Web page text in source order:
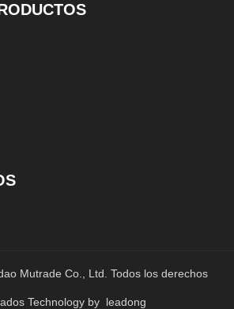
Mutrade Co., Ltd. Todos los derechos
Technology by leadong